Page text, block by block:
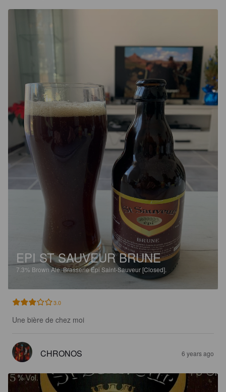
EPI ST SAUVEUR BRUNE
7.3% Brown Ale.Brasserie Épi Saint-Sauveur [Closed].
3.0
Une bière de chez moi
CHRONOS 6 years ago